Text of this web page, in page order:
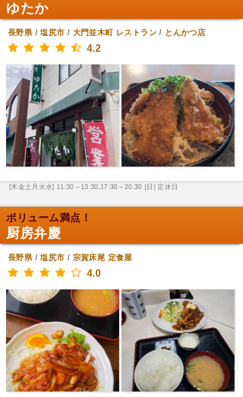
ゆたか
長野県/塩尻市 / 大門並木町 レストラン/ とんかつ店
4.2
[木金土月火水] 11:30～13:30,17:30～20:30 [日] 定休日
ボリューム満点！
厨房弁慶
長野県/塩尻市 / 宗賀床尾 定食屋
4.0